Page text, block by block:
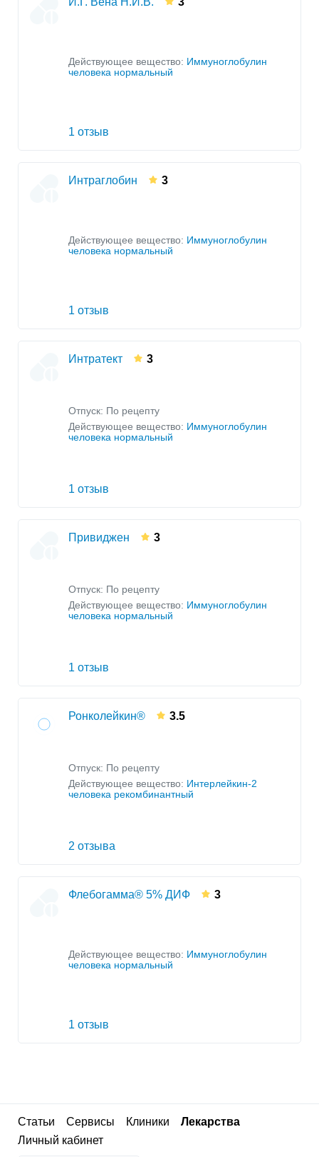
Действующее вещество: Иммуноглобулин
человека нормальный
1 отзыв
Интраглобин 3
Действующее вещество: Иммуноглобулин
человека нормальный
1 отзыв
Интратект 3
Отпуск: По рецепту
Действующее вещество: Иммуноглобулин
человека нормальный
1 отзыв
Привиджен 3
Отпуск: По рецепту
Действующее вещество: Иммуноглобулин
человека нормальный
1 отзыв
Ронколейкин® 3.5
Отпуск: По рецепту
Действующее вещество: Интерлейкин-2
человека рекомбинантный
2 отзыва
Флебогамма® 5% ДИФ 3
Действующее вещество: Иммуноглобулин
человека нормальный
1 отзыв
Статьи Сервисы Клиники
Лекарства
Личный кабинет